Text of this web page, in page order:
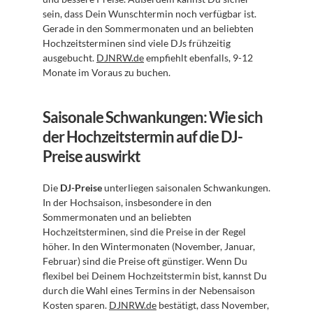
sein, dass Dein Wunschtermin noch verfügbar ist.
Gerade in den Sommermonaten und an beliebten
Hochzeitsterminen sind viele DJs frühzeitig
ausgebucht. DJNRW.de empfiehlt ebenfalls, 9-12
Monate im Voraus zu buchen.
Saisonale Schwankungen: Wie sich
der Hochzeitstermin auf die DJ-
Preise auswirkt
Die DJ-Preise unterliegen saisonalen Schwankungen.
In der Hochsaison, insbesondere in den
Sommermonaten und an beliebten
Hochzeitsterminen, sind die Preise in der Regel
höher. In den Wintermonaten (November, Januar,
Februar) sind die Preise oft günstiger. Wenn Du
flexibel bei Deinem Hochzeitstermin bist, kannst Du
durch die Wahl eines Termins in der Nebensaison
Kosten sparen. DJNRW.de bestätigt, dass November,